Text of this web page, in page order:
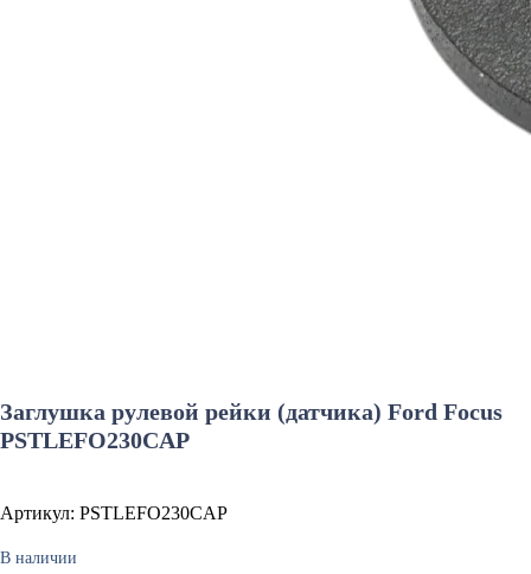
Заглушка рулевой рейки (датчика) Ford Focus
PSTLEFO230CAP
Артикул: PSTLEFO230CAP
В наличии